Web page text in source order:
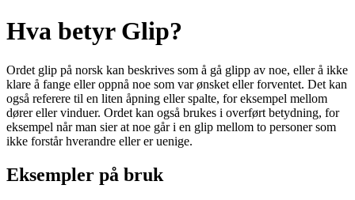
Hva betyr Glip?
Ordet glip på norsk kan beskrives som å gå glipp av noe, eller å ikke
klare å fange eller oppnå noe som var ønsket eller forventet. Det kan
også referere til en liten åpning eller spalte, for eksempel mellom
dører eller vinduer. Ordet kan også brukes i overført betydning, for
eksempel når man sier at noe går i en glip mellom to personer som
ikke forstår hverandre eller er uenige.
Eksempler på bruk